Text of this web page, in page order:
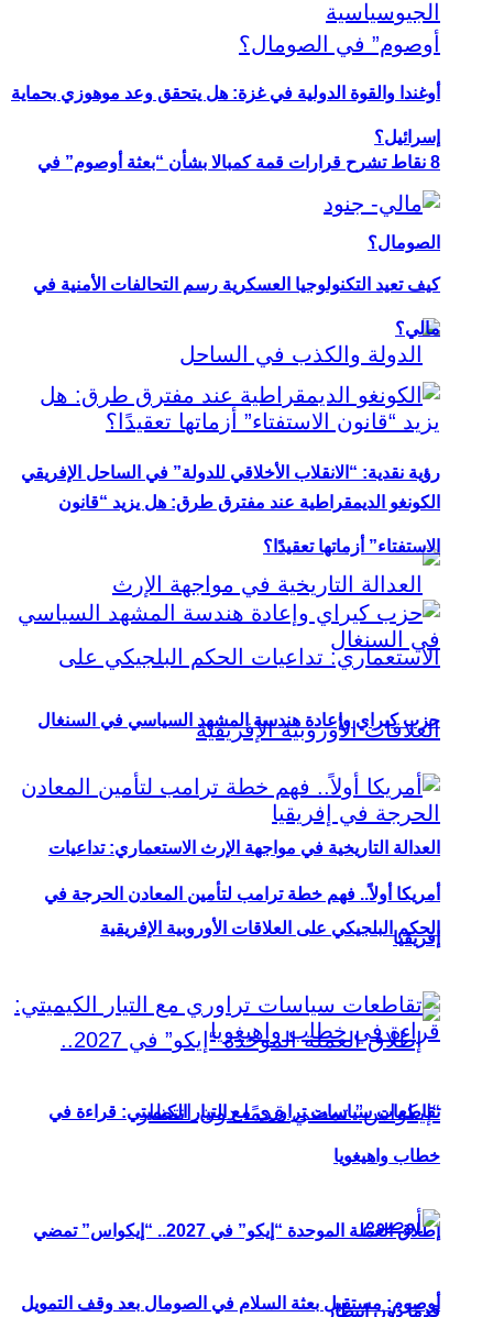
8 نقاط تشرح قرارات قمة كمبالا بشأن “بعثة أوصوم” في
الصومال؟
رؤية نقدية: “الانقلاب الأخلاقي للدولة” في الساحل الإفريقي
العدالة التاريخية في مواجهة الإرث الاستعماري: تداعيات
الحكم البلجيكي على العلاقات الأوروبية الإفريقية
إطلاق العملة الموحدة “إيكو” في 2027.. “إيكواس” تمضي
قدمًا دون انتظار
أوغندا والقوة الدولية في غزة: هل يتحقق وعد موهوزي بحماية
إسرائيل؟
كيف تعيد التكنولوجيا العسكرية رسم التحالفات الأمنية في
مالي؟
الكونغو الديمقراطية عند مفترق طرق: هل يزيد “قانون
الاستفتاء” أزماتها تعقيدًا؟
حزب كيراي وإعادة هندسة المشهد السياسي في السنغال
أمريكا أولاً.. فهم خطة ترامب لتأمين المعادن الحرجة في
إفريقيا
تقاطعات سياسات تراوري مع التيار الكيميتي: قراءة في
خطاب واهيغويا
أوصوم: مستقبل بعثة السلام في الصومال بعد وقف التمويل